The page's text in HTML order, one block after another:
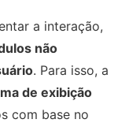
a interação,
não
. Para isso, a
de exibição
com base no